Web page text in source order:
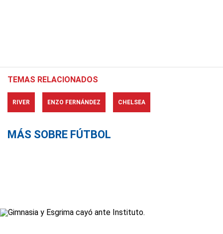
TEMAS RELACIONADOS
RIVER ENZO FERNÁNDEZ CHELSEA
MÁS SOBRE FÚTBOL